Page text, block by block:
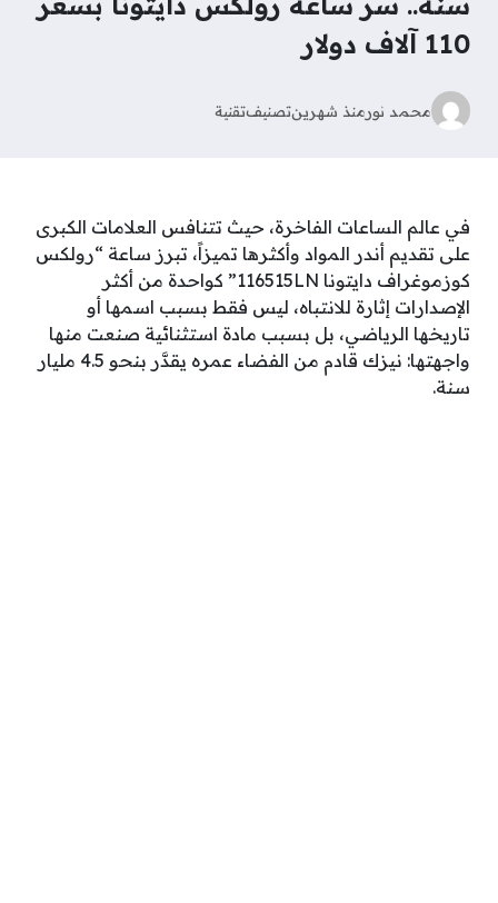
110 آلاف دولار
محمد نورمنذ شهرينتصنيفتقنية
في عالم الساعات الفاخرة، حيث تتنافس العلامات الكبرى
على تقديم أندر المواد وأكثرها تميزاً، تبرز ساعة “رولكس
كوزموغراف دايتونا 116515LN” كواحدة من أكثر
الإصدارات إثارة للانتباه، ليس فقط بسبب اسمها أو
تاريخها الرياضي، بل بسبب مادة استثنائية صنعت منها
واجهتها: نيزك قادم من الفضاء عمره يقدَّر بنحو 4.5 مليار
سنة.